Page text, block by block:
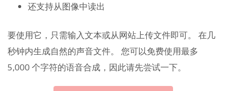
还支持从图像中读出
要使用它，只需输入文本或从网站上传文件即可。 在几
秒钟内生成自然的声音文件。 您可以免费使用最多
5,000 个字符的语音合成，因此请先尝试一下。